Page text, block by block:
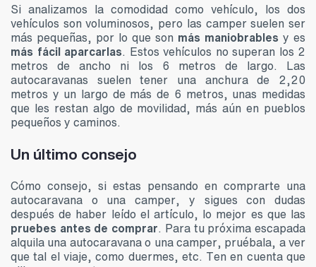
Si analizamos la comodidad como vehículo, los dos
vehículos son voluminosos, pero las camper suelen ser
más pequeñas, por lo que son más maniobrables y es
más fácil aparcarlas. Estos vehículos no superan los 2
metros de ancho ni los 6 metros de largo. Las
autocaravanas suelen tener una anchura de 2,20
metros y un largo de más de 6 metros, unas medidas
que les restan algo de movilidad, más aún en pueblos
pequeños y caminos.
Un último consejo
Cómo consejo, si estas pensando en comprarte una
autocaravana o una camper, y sigues con dudas
después de haber leído el artículo, lo mejor es que las
pruebes antes de comprar. Para tu próxima escapada
alquila una autocaravana o una camper, pruébala, a ver
que tal el viaje, como duermes, etc. Ten en cuenta que